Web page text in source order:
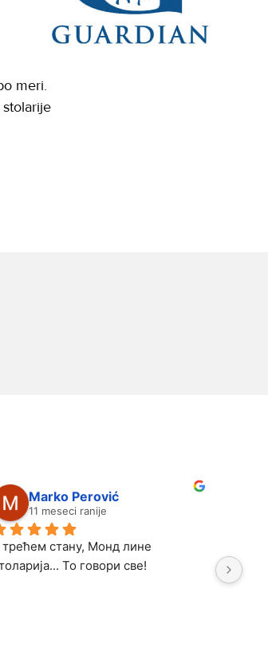
meri.
Marko Perović
11 meseci ranije
трећем стану, Монд лине
То говори све!
су